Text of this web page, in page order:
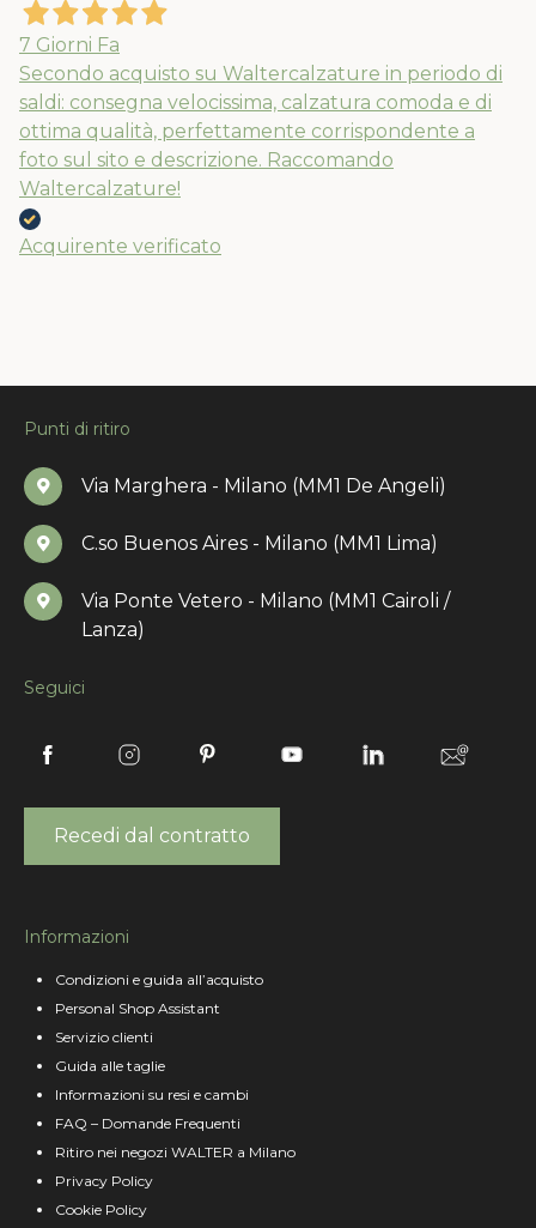
7 Giorni Fa
Secondo acquisto su Waltercalzature in periodo di
saldi: consegna velocissima, calzatura comoda e di
ottima qualità, perfettamente corrispondente a
foto sul sito e descrizione. Raccomando
Waltercalzature!
Acquirente verificato
Punti di ritiro
Via Marghera - Milano (MM1 De Angeli)
C.so Buenos Aires - Milano (MM1 Lima)
Via Ponte Vetero - Milano (MM1 Cairoli /
Lanza)
Seguici
Recedi dal contratto
Informazioni
Condizioni e guida all’acquisto
Personal Shop Assistant
Servizio clienti
Guida alle taglie
Informazioni su resi e cambi
FAQ – Domande Frequenti
Ritiro nei negozi WALTER a Milano
Privacy Policy
Cookie Policy